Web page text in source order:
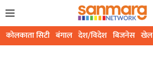
कोलकाता सिटी बंगाल देश/विदेश बिजनेस खेल